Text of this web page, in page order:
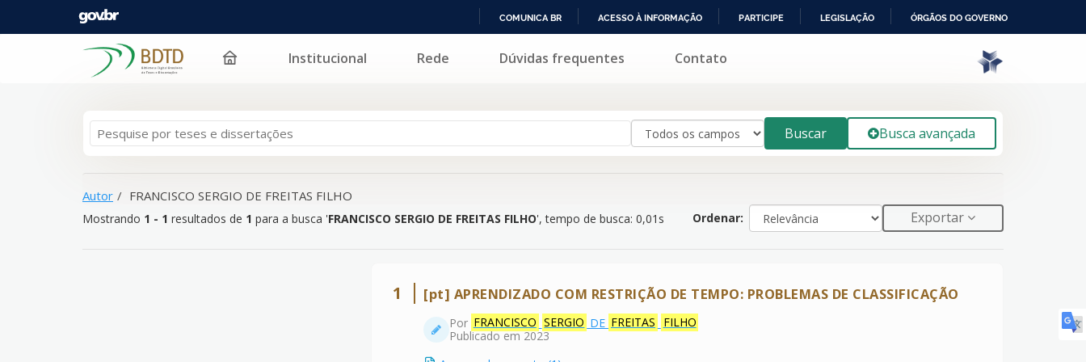
PARA
COMUNICA BR ACESSO À INFORMAÇÃO PARTICIPE LEGISLAÇÃO ÓRGÃOS DO GOVERNO
resultados de1para a busca ' FRANCISCO SERGIO DE FREITAS FILHO
Pular para o conteúdo Institucional Rede Dúvidas frequentes Contato
Buscar Busca avançada
Autor FRANCISCO SERGIO DE FREITAS FILHO
Mostrando 1 - 1 resultados de 1 para a busca 'FRANCISCO SERGIO DE FREITAS FILHO', tempo de busca: 0,01s Ordenar: Exportar
1 [pt] APRENDIZADO COM RESTRIÇÃO DE TEMPO: PROBLEMAS DE CLASSIFICAÇÃO
Por FRANCISCO SERGIO DE FREITAS
FILHO
Publicado em 2023